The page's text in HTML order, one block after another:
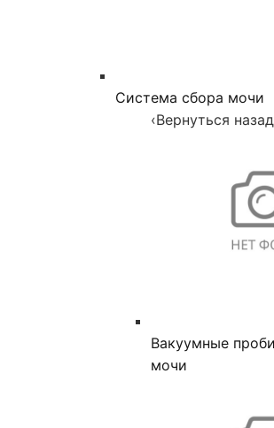
Система сбора мочи
‹Вернуться назад
Вакуумные
мочи